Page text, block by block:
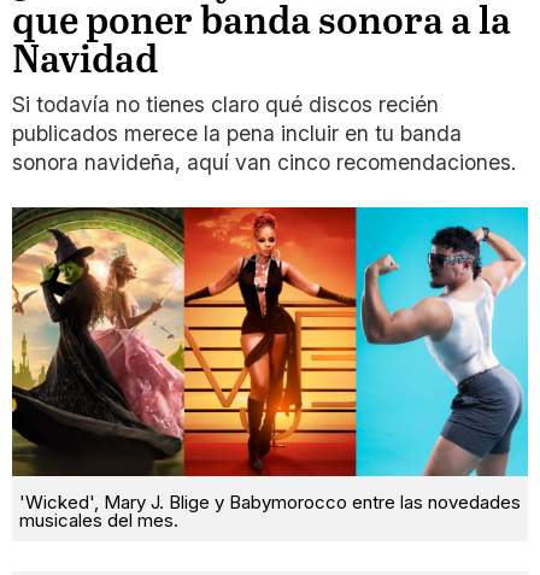
que poner banda sonora a la
Navidad
Si todavía no tienes claro qué discos recién
publicados merece la pena incluir en tu banda
sonora navideña, aquí van cinco recomendaciones.
'Wicked', Mary J. Blige y Babymorocco entre las novedades
musicales del mes.